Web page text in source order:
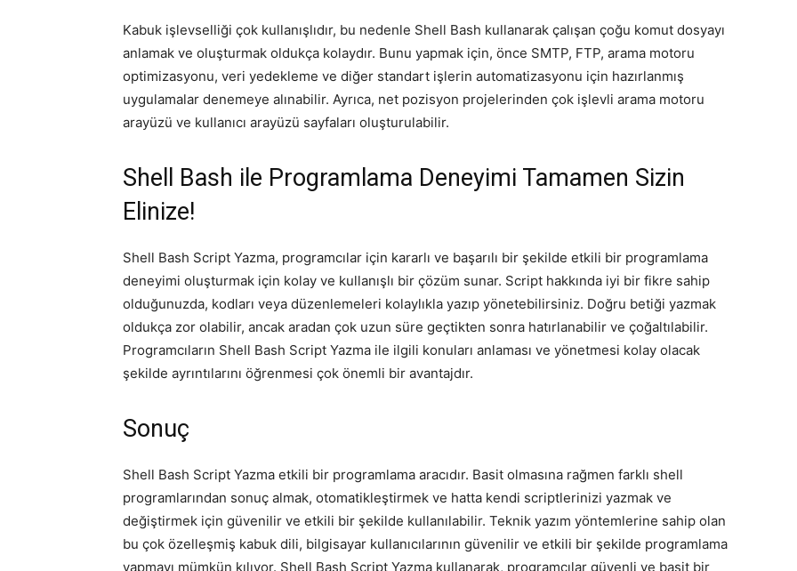
Kabuk işlevselliği çok kullanışlıdır, bu nedenle Shell Bash kullanarak çalışan çoğu komut dosyayı
anlamak ve oluşturmak oldukça kolaydır. Bunu yapmak için, önce SMTP, FTP, arama motoru
optimizasyonu, veri yedekleme ve diğer standart işlerin automatizasyonu için hazırlanmış
uygulamalar denemeye alınabilir. Ayrıca, net pozisyon projelerinden çok işlevli arama motoru
arayüzü ve kullanıcı arayüzü sayfaları oluşturulabilir.
Shell Bash ile Programlama Deneyimi Tamamen Sizin
Elinize!
Shell Bash Script Yazma, programcılar için kararlı ve başarılı bir şekilde etkili bir programlama
deneyimi oluşturmak için kolay ve kullanışlı bir çözüm sunar. Script hakkında iyi bir fikre sahip
olduğunuzda, kodları veya düzenlemeleri kolaylıkla yazıp yönetebilirsiniz. Doğru betiği yazmak
oldukça zor olabilir, ancak aradan çok uzun süre geçtikten sonra hatırlanabilir ve çoğaltılabilir.
Programcıların Shell Bash Script Yazma ile ilgili konuları anlaması ve yönetmesi kolay olacak
şekilde ayrıntılarını öğrenmesi çok önemli bir avantajdır.
Sonuç
Shell Bash Script Yazma etkili bir programlama aracıdır. Basit olmasına rağmen farklı shell
programlarından sonuç almak, otomatikleştirmek ve hatta kendi scriptlerinizi yazmak ve
değiştirmek için güvenilir ve etkili bir şekilde kullanılabilir. Teknik yazım yöntemlerine sahip olan
bu çok özelleşmiş kabuk dili, bilgisayar kullanıcılarının güvenilir ve etkili bir şekilde programlama
yapmayı mümkün kılıyor. Shell Bash Script Yazma kullanarak, programcılar güvenli ve basit bir